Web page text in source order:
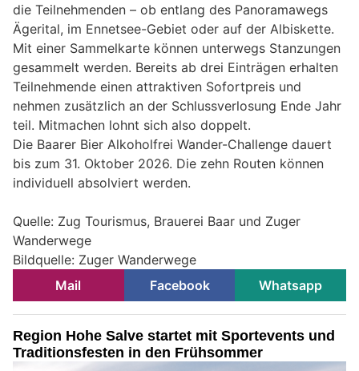
die Teilnehmenden – ob entlang des Panoramawegs
Ägerital, im Ennetsee-Gebiet oder auf der Albiskette.
Mit einer Sammelkarte können unterwegs Stanzungen
gesammelt werden. Bereits ab drei Einträgen erhalten
Teilnehmende einen attraktiven Sofortpreis und
nehmen zusätzlich an der Schlussverlosung Ende Jahr
teil. Mitmachen lohnt sich also doppelt.
Die Baarer Bier Alkoholfrei Wander-Challenge dauert
bis zum 31. Oktober 2026. Die zehn Routen können
individuell absolviert werden.
Quelle: Zug Tourismus, Brauerei Baar und Zuger
Wanderwege
Bildquelle: Zuger Wanderwege
Mail
Facebook Whatsapp
Region Hohe Salve startet mit Sportevents und
Traditionsfesten in den Frühsommer